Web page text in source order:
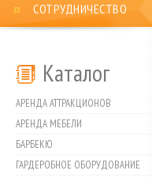
СОТРУДНИЧЕСТВО
Каталог
АРЕНДА АТТРАКЦИОНОВ
АРЕНДА МЕБЕЛИ
БАРБЕКЮ
ГАРДЕРОБНОЕ ОБОРУДОВАНИЕ